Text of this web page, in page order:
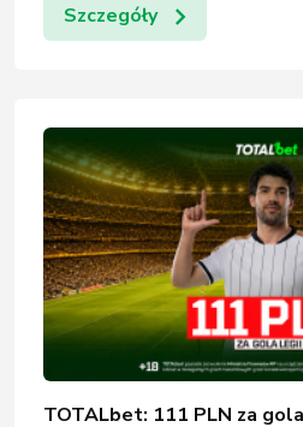
Szczegóły
TOTALbet: 111 PLN za